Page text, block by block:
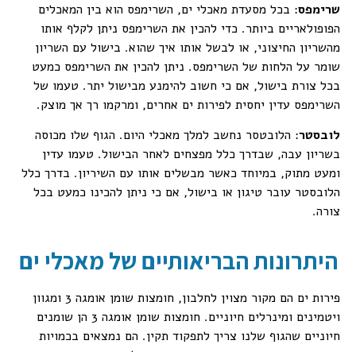
שרימפס: בכל מסעדת מאכלי ים, השרימפס הוא בין המאכלים
הפופולאריים ביותר. כדי להכין את השרימפס ניתן לקלף אותו
מהשריון החיצוני, או לבשל אותו איך שהוא. בישול עם השריון
שומר על הלחות של השרימפס. ניתן להכין את השרימפס כמעט
בכל צורת בישול, אם כי חשוב להימנע מבישול יתר. טעמו של
השרימפס עדין יחסית לפירות ים אחרים, ומרקמו רך אך מוצק.
לובסטר: הלובטסר נחשב למלך מאכלי היום. הגוף שלו מכוסה
בשריון עבה, שבדרך כלל מפצחים לאחר הבישול. טעמו עדין
ומעט מתוק, במיוחד כאשר מבשלים אותו עם השיריון. בדרך כלל
הלובסטר עובר טיגון או בישול, אם כי ניתן להכינו כמעט בכל
צורה.
היתרונות הבריאותיים של מאכלי ים
פירות ים הם מקור מצוין לחלבון, חומצות שומן אומגה 3 ומגוון
ויטמינים ומינרלים חיוניים. חומצות שומן אומגה 3 הן שומנים
חיוניים שהגוף שלנו צריך לתפקוד תקין. הם נמצאים בכמויות